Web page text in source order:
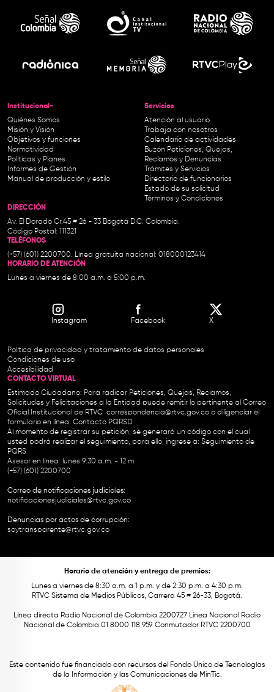
Institucional-
Quiénes Somos
Misión y Visión
Objetivos y funciones
Normatividad
Políticas y Planes
Informes de Gestión
Manual de producción y estilo
Servicios
Atención al usuario
Trabaja con nosotros
Calendario de actividades
Buzón Peticiones, Quejas,
Reclamos y Denuncias
Trámites y Servicios
Directorio de funcionarios
Estado de su solicitud
Términos y Condiciones
DIRECCIÓN
Av. El Dorado Cr.45 # 26 - 33 Bogotá D.C. Colombia.
Código Postal: 111321
TELÉFONOS
(+57) (601) 2200700. Línea gratuita nacional: 018000123414
HORARIO DE ATENCIÓN
Lunes a viernes de 8:00 a.m. a 5:00 p.m.
Instagram Facebook X
Política de privacidad y tratamiento de datos personales
Condiciones de uso
Accesibilidad
CONTACTO VIRTUAL
Estimado Ciudadano: Para radicar Peticiones, Quejas, Reclamos,
Solicitudes y Felicitaciones a la Entidad puede remitir lo pertinente al Correo
Oficial Institucional de RTVC correspondencia@rtvc.gov.co o diligenciar el
formulario en línea: Contacto PQRSD.
Al momento de registrar su petición, se generará un código con el cual
usted podrá realizar el seguimiento, para ello, ingrese a: Seguimiento de
PQRS
Asesor en línea: lunes 9:30 a.m. - 12 m.
(+57) (601) 2200700
Correo de notificaciones judiciales:
notificacionesjudiciales@rtvc.gov.co
Denuncias por actos de corrupción:
soytransparente@rtvc.gov.co
Horario de atención y entrega de premios:
Lunes a viernes de 8:30 a.m. a 1 p.m. y de 2:30 p.m. a 4:30 p.m.
RTVC Sistema de Medios Públicos, Carrera 45 # 26-33, Bogotá.
Línea directa Radio Nacional de Colombia 2200727 Línea Nacional Radio
Nacional de Colombia 01 8000 118 959. Conmutador RTVC 2200700
Este contenido fue financiado con recursos del Fondo Único de Tecnologías
de la Información y las Comunicaciones de MinTic.